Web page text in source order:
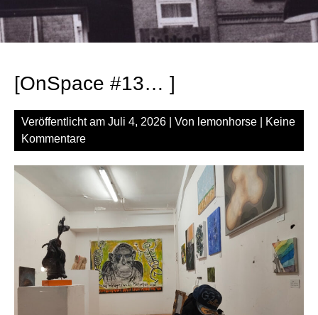
[OnSpace #13… ]
Veröffentlicht am Juli 4, 2026 | Von lemonhorse
Keine
Kommentare